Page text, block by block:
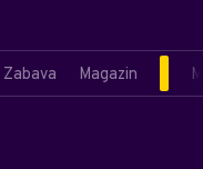
Zabava Magazin